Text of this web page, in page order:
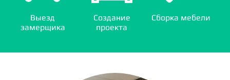
Выезд
замерщика
Создание
проекта
Сборка мебели